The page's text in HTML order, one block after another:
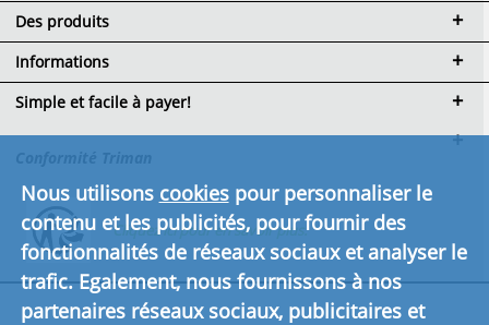
Des produits
Informations
Simple et facile à payer!
Cliquez ici pour en savoir plus.
Nous utilisons cookiespour personnaliser le
contenu et les publicités, pour fournir des
fonctionnalités de réseaux sociaux et analyser le
trafic. Egalement, nous fournissons à nos
partenaires réseaux sociaux, publicitaires et